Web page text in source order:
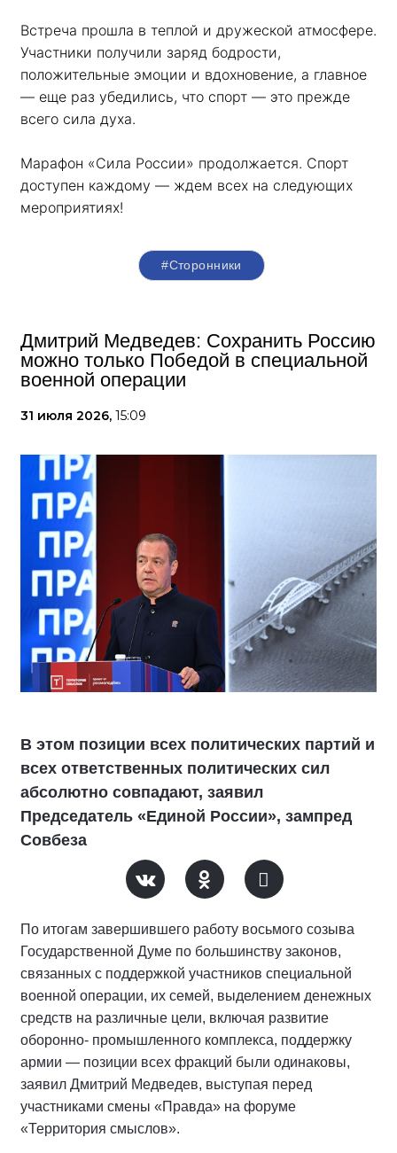
Встреча прошла в теплой и дружеской атмосфере.
Участники получили заряд бодрости,
положительные эмоции и вдохновение, а главное
— еще раз убедились, что спорт — это прежде
всего сила духа.
Марафон «Сила России» продолжается. Спорт
доступен каждому — ждем всех на следующих
мероприятиях!
#Сторонники
Дмитрий Медведев: Сохранить Россию
можно только Победой в специальной
военной операции
31 июля 2026, 15:09
В этом позиции всех политических партий и
всех ответственных политических сил
абсолютно совпадают, заявил
Председатель «Единой России», зампред
Совбеза
По итогам завершившего работу восьмого созыва
Государственной Думе по большинству законов,
связанных с поддержкой участников специальной
военной операции, их семей, выделением денежных
средств на различные цели, включая развитие
оборонно- промышленного комплекса, поддержку
армии — позиции всех фракций были одинаковы,
заявил Дмитрий Медведев, выступая перед
участниками смены «Правда» на форуме
«Территория смыслов».